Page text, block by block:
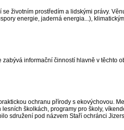
životním prostředím a lidskými právy.
energie, jaderná energia...),
zabývá informační činností hlavně v těchto
ochranu přírody s ekovýchovou.
školkách, programy pro školy,
sdružení pod názvem Staří ochránci